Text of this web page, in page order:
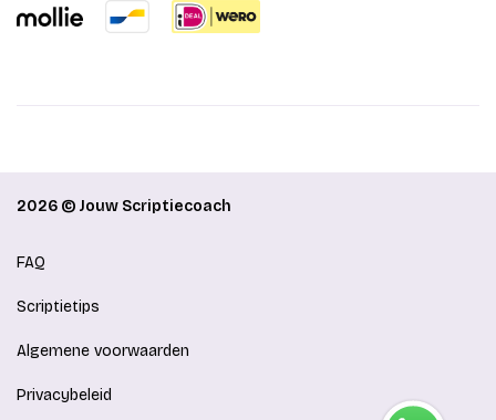
2026 © Jouw Scriptiecoach
FAQ
Scriptietips
Algemene voorwaarden
Privacybeleid